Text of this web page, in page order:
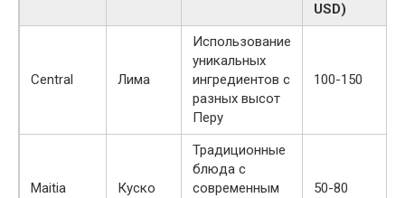
USD)
Central Лима
Использование
уникальных
ингредиентов с
разных высот
Перу
100-150
Maitia Куско
Традиционные
блюда с
современным
50-80